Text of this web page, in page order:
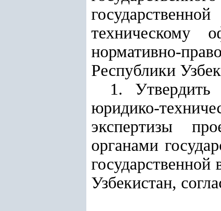
техническому
нормативно-
Республики
1. Утвердить
юридико-
экспертизы
органами
Узбекистан,